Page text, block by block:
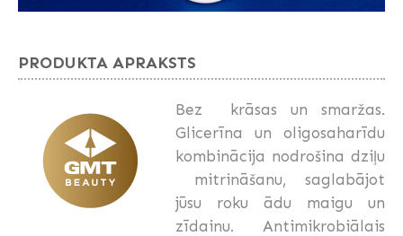
PRODUKTA APRAKSTS
Bez krāsas un smaržas.
Glicerīna un oligosaharīdu
kombinācija nodrošina dziļu
mitrināšanu, saglabājot
jūsu roku ādu maigu un
zīdainu. Antimikrobiālais